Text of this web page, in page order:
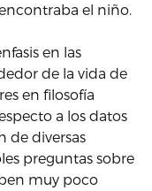
el niño.
en las
de la vida de
en filosofía
a los datos
de diversas
preguntas sobre
muy poco